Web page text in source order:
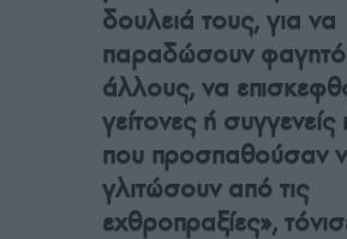
δουλειά τους, για να
παραδώσουν
άλλους, να
γείτονες ή
που προσπαθούσαν
γλιτώσουν από τις
εχθροπραξίες»,